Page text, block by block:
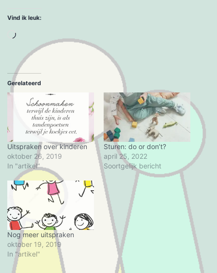
Vind ik leuk:
Aan
het
laden...
Gerelateerd
Uitspraken over kinderen
oktober 26, 2019
In "artikel"
Sturen: do or don’t?
april 25, 2022
Soortgelijk bericht
Nog meer uitspraken
oktober 19, 2019
In "artikel"